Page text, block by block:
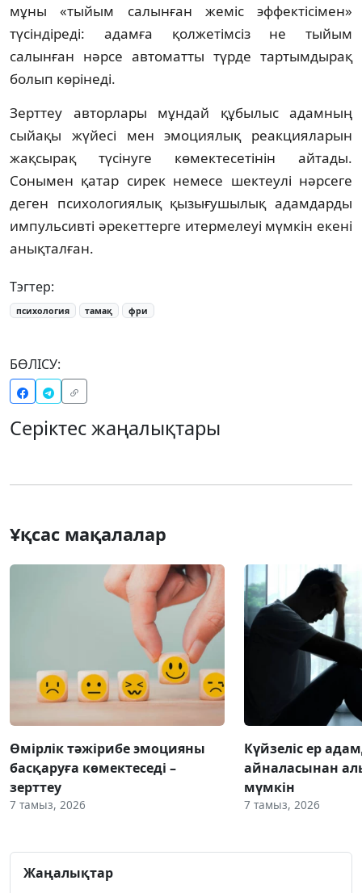
мұны «тыйым салынған жеміс эффектісімен»
түсіндіреді: адамға қолжетімсіз не тыйым
салынған нәрсе автоматты түрде тартымдырақ
болып көрінеді.
Зерттеу авторлары мұндай құбылыс адамның
сыйақы жүйесі мен эмоциялық реакцияларын
жақсырақ түсінуге көмектесетінін айтады.
Сонымен қатар сирек немесе шектеулі нәрсеге
деген психологиялық қызығушылық адамдарды
импульсивті әрекеттерге итермелеуі мүмкін екені
анықталған.
Тэгтер:
психология тамақ фри
БӨЛІСУ:
Серіктес жаңалықтары
Ұқсас мақалалар
Өмірлік тәжірибе эмоцияны
басқаруға көмектеседі –
зерттеу
7 тамыз, 2026
Күйзеліс ер
айналасынан
мүмкін
7 тамыз, 2026
Жаңалықтар